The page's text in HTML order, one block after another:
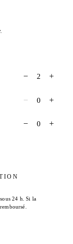
− 2 +
− 0 +
− 0 +
24 h. Si la